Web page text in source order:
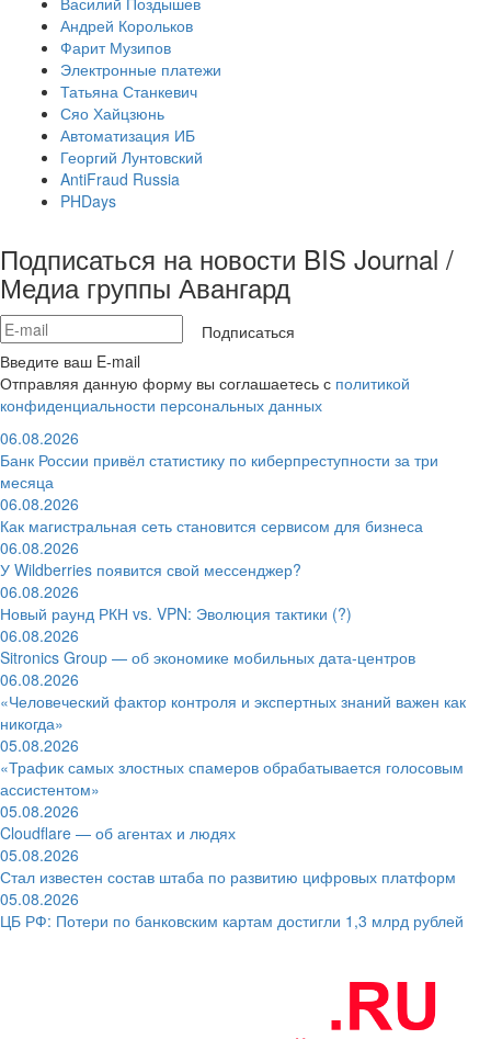
Андрей Корольков
Фарит Музипов
Электронные платежи
Татьяна Станкевич
Сяо Хайцзюнь
Автоматизация ИБ
Георгий Лунтовский
AntiFraud Russia
PHDays
Подписаться на новости BIS Journal /
Медиа группы Авангард
Подписаться
Введите ваш E-mail
Отправляя данную форму вы соглашаетесь с политикой
конфиденциальности персональных данных
06.08.2026
Банк России привёл статистику по киберпреступности за три
месяца
06.08.2026
Как магистральная сеть становится сервисом для бизнеса
06.08.2026
У Wildberries появится свой мессенджер?
06.08.2026
Новый раунд РКН vs. VPN: Эволюция тактики (?)
06.08.2026
Sitronics Group — об экономике мобильных дата-центров
06.08.2026
«Человеческий фактор контроля и экспертных знаний важен как
никогда»
05.08.2026
«Трафик самых злостных спамеров обрабатывается голосовым
ассистентом»
05.08.2026
Cloudflare — об агентах и людях
05.08.2026
Стал известен состав штаба по развитию цифровых платформ
05.08.2026
ЦБ РФ: Потери по банковским картам достигли 1,3 млрд рублей